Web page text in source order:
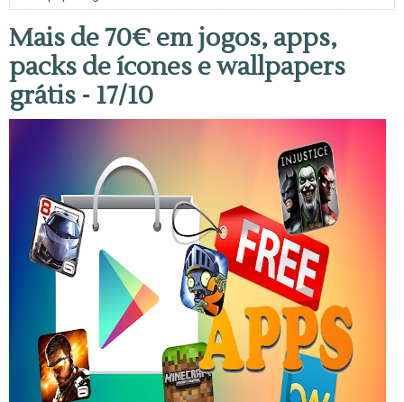
Mais de 70€ em jogos, apps,
packs de ícones e wallpapers
grátis - 17/10